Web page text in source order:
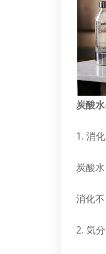
炭酸
1. 消
炭酸
消化
2. 気